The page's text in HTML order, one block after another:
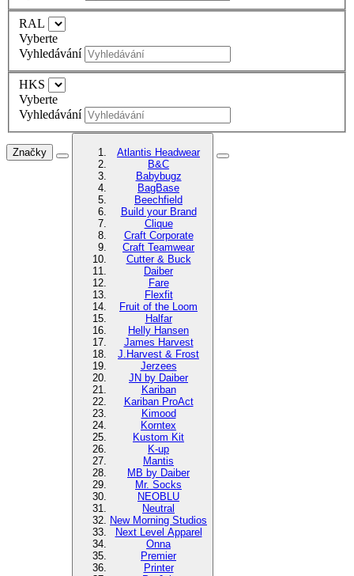
RAL
Vyberte
Vyhledávání
HKS
Vyberte
Vyhledávání
Značky
Atlantis Headwear
B&C
Babybugz
BagBase
Beechfield
Build your Brand
Clique
Craft Corporate
Craft Teamwear
Cutter & Buck
Daiber
Fare
Flexfit
Fruit of the Loom
Halfar
Helly Hansen
James Harvest
J.Harvest & Frost
Jerzees
JN by Daiber
Kariban
Kariban ProAct
Kimood
Korntex
Kustom Kit
K-up
Mantis
MB by Daiber
Mr. Socks
NEOBLU
Neutral
New Morning Studios
Next Level Apparel
Onna
Premier
Printer